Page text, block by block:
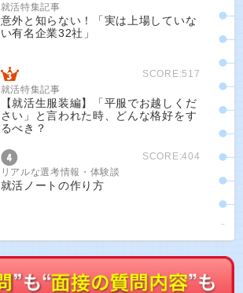
就活特集記事
意外と知らない！「実は上場していな
い有名企業32社」
SCORE:517
就活特集記事
【就活生服装編】「平服でお越しくだ
さい」と言われた時、どんな格好をす
るべき？
SCORE:404
リアルな選考情報・体験談
就活ノートの作り方